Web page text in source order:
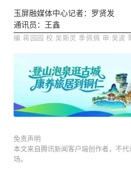
玉屏融媒体中心记者： 罗贤发
通讯员：王鑫
编:蒋园园 校:吴斯灵 季佩佩 审:吴波
免责声明
本文来自腾讯新闻客户端创作者，不
场。